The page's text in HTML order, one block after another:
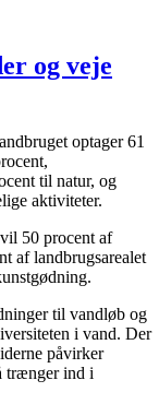
og veje
optager 61
til natur, og
aktiviteter.
50 procent af
af landbrugsarealet
til vandløb og
i vand. Der
påvirker
trænger ind i